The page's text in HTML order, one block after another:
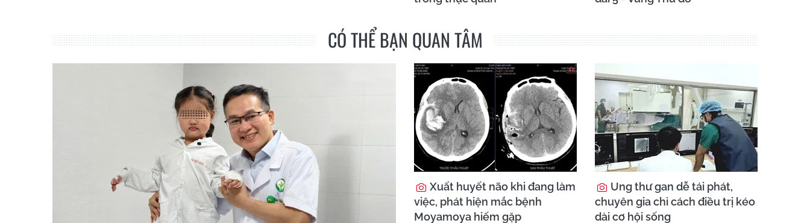
CÓ THỂ BẠN QUAN TÂM
Xuất huyết não khi đang làm
việc, phát hiện mắc bệnh
Moyamoya hiếm gặp
Ung thư gan dễ tái phát,
chuyên gia chỉ cách điều trị kéo
dài cơ hội sống